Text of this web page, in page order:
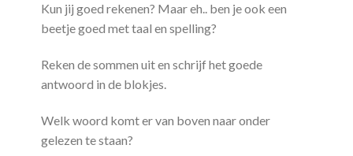
Kun jij goed rekenen? Maar eh.. ben je ook een
beetje goed met taal en spelling?
Reken de sommen uit en schrijf het goede
antwoord in de blokjes.
Welk woord komt er van boven naar onder
gelezen te staan?